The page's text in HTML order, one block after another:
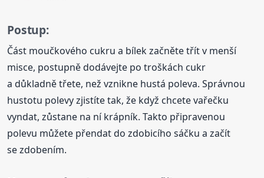
Postup:
Část moučkového cukru a bílek začněte třít v menší
misce, postupně dodávejte po troškách cukr
a důkladně třete, než vznikne hustá poleva. Správnou
hustotu polevy zjistíte tak, že když chcete vařečku
vyndat, zůstane na ní krápník. Takto připravenou
polevu můžete přendat do zdobicího sáčku a začít
se zdobením.